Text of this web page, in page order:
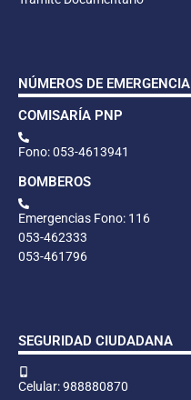
NÚMEROS DE EMERGENCIA
COMISARÍA PNP
Fono: 053-4613941
BOMBEROS
Emergencias Fono: 116
053-462333
053-461796
SEGURIDAD CIUDADANA
Celular: 988880870